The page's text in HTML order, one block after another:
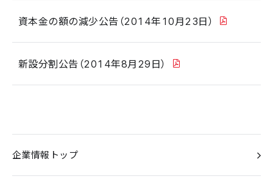
資本金の額の減少公告（2014年10月23日）
新設分割公告（2014年8月29日）
企業情報トップ